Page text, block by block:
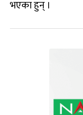
भएका हुन् ।